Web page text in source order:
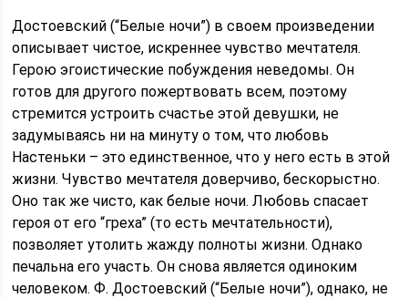
Достоевский (“Белые ночи”) в своем произведении
описывает чистое, искреннее чувство мечтателя.
Герою эгоистические побуждения неведомы. Он
готов для другого пожертвовать всем, поэтому
стремится устроить счастье этой девушки, не
задумываясь ни на минуту о том, что любовь
Настеньки – это единственное, что у него есть в этой
жизни. Чувство мечтателя доверчиво, бескорыстно.
Оно так же чисто, как белые ночи. Любовь спасает
героя от его “греха” (то есть мечтательности),
позволяет утолить жажду полноты жизни. Однако
печальна его участь. Он снова является одиноким
человеком. Ф. Достоевский (“Белые ночи”), однако, не